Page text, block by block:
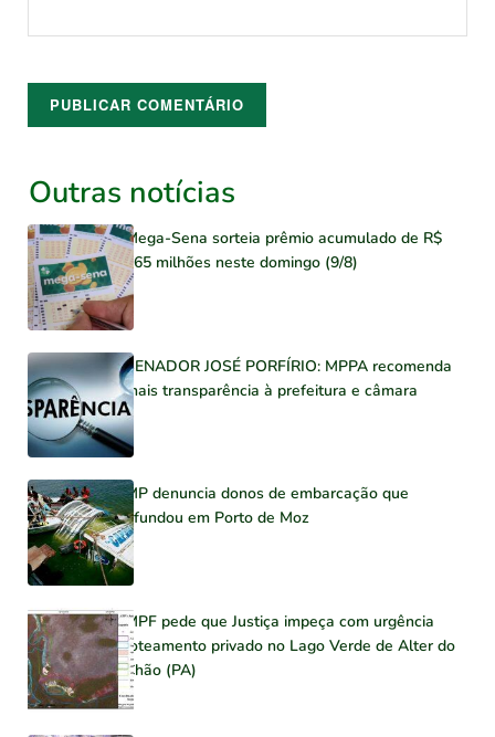
Outras notícias
Mega-Sena sorteia prêmio acumulado de R$
165 milhões neste domingo (9/8)
SENADOR JOSÉ PORFÍRIO: MPPA recomenda
mais transparência à prefeitura e câmara
MP denuncia donos de embarcação que
afundou em Porto de Moz
MPF pede que Justiça impeça com urgência
loteamento privado no Lago Verde de Alter do
Chão (PA)